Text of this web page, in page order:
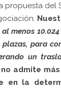
del
menos
para
un
admite
en la